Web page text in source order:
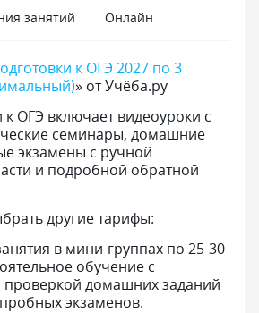
занятий Онлайн
к ОГЭ 2027 по 3
» от Учёба.ру
к ОГЭ включает видеоуроки с
семинары, домашние
экзамены с ручной
и подробной обратной
другие тарифы:
в мини-группах по 25-30
обучение с
проверкой домашних заданий
экзаменов.